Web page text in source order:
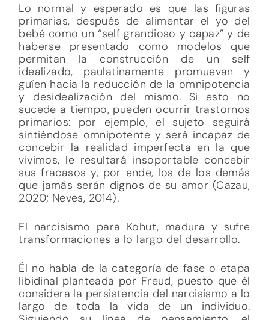
Lo normal y esperado es que las figuras
primarias, después de alimentar el yo del
bebé como un “self grandioso y capaz” y de
haberse presentado como modelos que
permitan la construcción de un self
idealizado, paulatinamente promuevan y
guíen hacia la reducción de la omnipotencia
y desidealización del mismo. Si esto no
sucede a tiempo, pueden ocurrir trastornos
primarios: por ejemplo, el sujeto seguirá
sintiéndose omnipotente y será incapaz de
concebir la realidad imperfecta en la que
vivimos, le resultará insoportable concebir
sus fracasos y, por ende, los de los demás
que jamás serán dignos de su amor (Cazau,
2020; Neves, 2014).
El narcisismo para Kohut, madura y sufre
transformaciones a lo largo del desarrollo.
Él no habla de la categoría de fase o etapa
libidinal planteada por Freud, puesto que él
considera la persistencia del narcisismo a lo
largo de toda la vida de un individuo.